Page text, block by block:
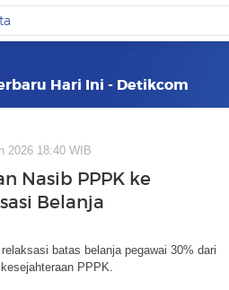
Hari Ini - Detikcom
2026 18:40 WIB
Nasib PPPK ke
Belanja
batas belanja pegawai 30% dari
PPPK.